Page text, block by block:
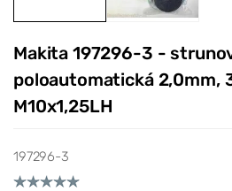
Makita 197296-3 -
poloautomatická 2,0mm,
M10x1,25LH
197296-3